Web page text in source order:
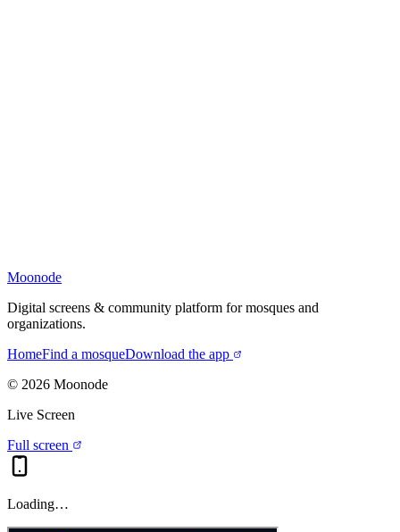
Moonode
Digital screens & community platform for mosques and
organizations.
HomeFind a mosqueDownload the app
© 2026 Moonode
Live Screen
Full screen
Loading…